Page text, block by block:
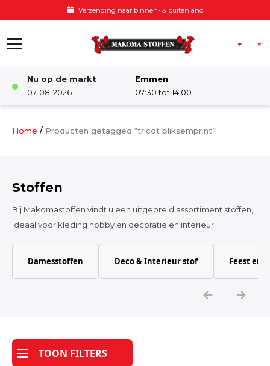
naar binnen- & buitenland
Nu op de markt
07-08-2026
Emmen
07:30 tot 14:00
Damesstoffen
Katoen
Tijdpakker stof
Home / Producten getagged “tricot bliksemprint”
Stoffen
Bij Makomastoffen vindt u een uitgebreid assortiment stoffen,
ideaal voor kleding hobby en decoratie en interieur
Damesstoffen Deco & Interieur stof Feest en
TOON FILTERS